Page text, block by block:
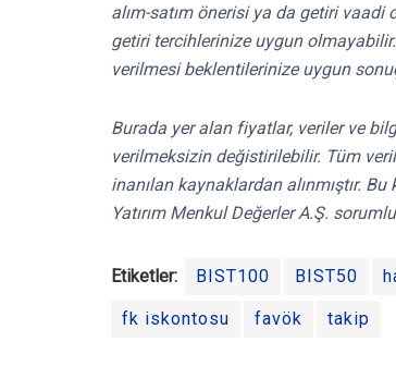
alım-satım önerisi ya da getiri
getiri tercihlerinize uygun
verilmesi beklentilerinize uygun
Burada yer alan fiyatlar, veriler ve
verilmeksizin değistirilebilir. Tüm
inanılan kaynaklardan alınmıştır.
Yatırım Menkul Değerler A.Ş.
Etiketler: BIST100 BIST50
fk iskontosu favök takip